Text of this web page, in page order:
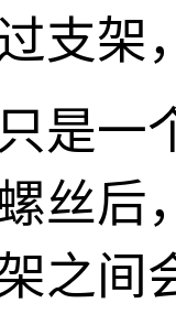
支架
是一
丝后
之间